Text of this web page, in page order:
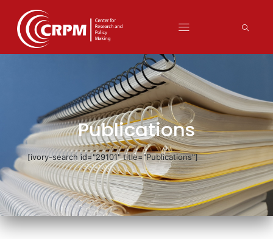
Publications
[ivory-search id="29101" title="Publications"]